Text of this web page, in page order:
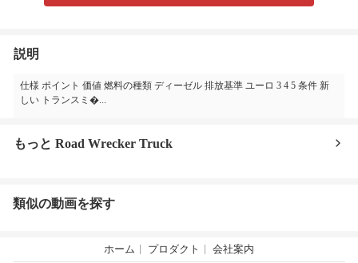
説明
仕様 ポイント 価値 燃料の種類 ディーゼル 排放基準 ユーロ 3 4 5 条件 新
しい トランスミ�...
もっと Road Wrecker Truck
類似の動画を探す
ホーム プロダクト 会社案内